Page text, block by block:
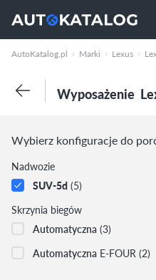
AutoKatalog.pl Marki Lexus
Wyposażenie
Wybierz konfiguracje do
Nadwozie
SUV-5d (5)
Skrzynia biegów
Automatyczna (3)
Automatyczna E-FOUR (2)